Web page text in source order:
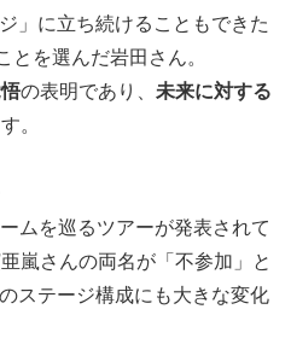
」に立ち続けることもできた
とを選んだ岩田さん。
の表明であり、 未来に対する
。
ムを巡るツアーが発表されて
嵐さんの両名が「不参加」と
ステージ構成にも大きな変化